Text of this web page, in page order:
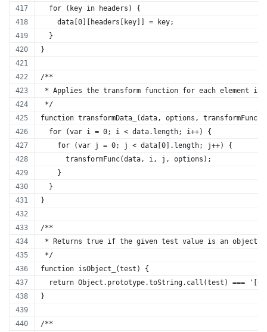
  for (key in headers) {
    data[0][headers[key]] = key;
  }
}
/**
* Applies the transform function for each element in
*/
function transformData_(data, options, transformFunc)
  for (var i = 0; i < data.length; i++) {
    for (var j = 0; j < data[0].length; j++) {
      transformFunc(data, i, j, options);
    }
  }
}
/**
* Returns true if the given test value is an object;
*/
function isObject_(test) {
return Object.prototype.toString.call(test) ===
}
/**